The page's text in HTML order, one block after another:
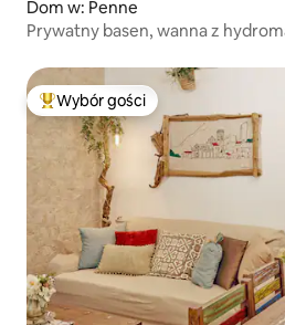
Dom w: Penne
Prywatny basen, wanna z
Najpopularniejsze z kategorii
Wybór gości